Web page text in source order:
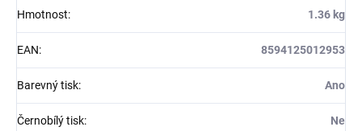
Hmotnost: 1.36 kg
EAN: 8594125012953
Barevný tisk: Ano
Černobílý tisk: Ne